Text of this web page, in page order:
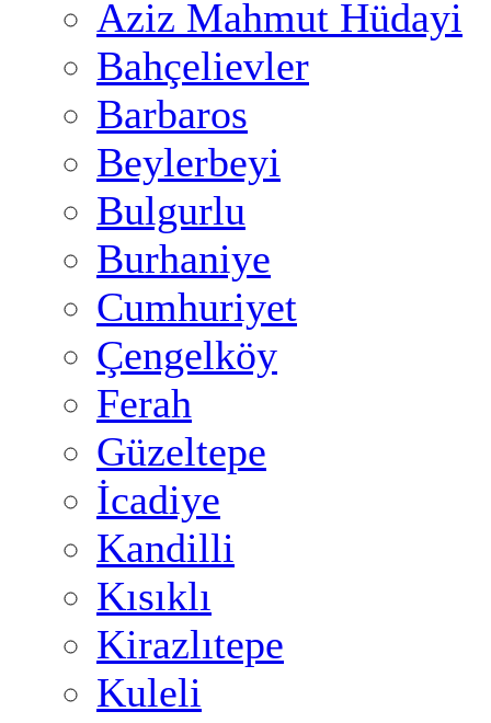
Aziz Mahmut Hüdayi
Bahçelievler
Barbaros
Beylerbeyi
Bulgurlu
Burhaniye
Cumhuriyet
Çengelköy
Ferah
Güzeltepe
İcadiye
Kandilli
Kısıklı
Kirazlıtepe
Kuleli